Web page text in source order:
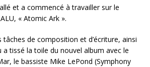
et a commencé à travailler sur le
« Atomic Ark ».
de composition et d’écriture, ainsi
a tissé la toile du nouvel album avec le
le bassiste Mike LePond (Symphony